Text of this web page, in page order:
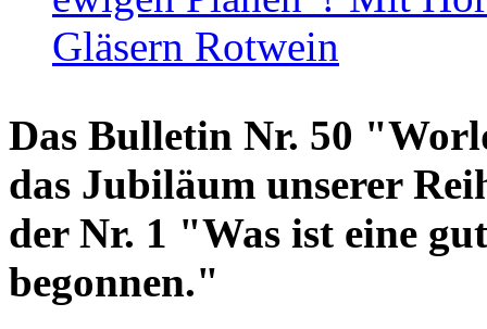
Gläsern Rotwein
Das Bulletin Nr. 50
das Jubiläum unserer
der Nr. 1 "Was ist eine
begonnen."